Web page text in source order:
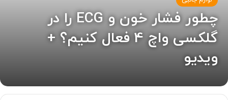
چطور فشار خون و ECG را در
گلکسی واچ 4 فعال کنیم؟ +
ویدیو